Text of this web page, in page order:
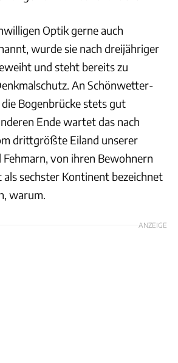
Optik gerne auch
wurde sie nach dreijähriger
und steht bereits zu
An Schönwetter-
Bogenbrücke stets gut
Ende wartet das nach
drittgrößte Eiland unserer
Fehmarn, von ihren Bewohnern
sechster Kontinent bezeichnet
warum.
ANZEIGE